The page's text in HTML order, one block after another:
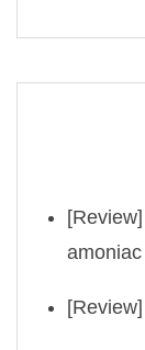
amoniac